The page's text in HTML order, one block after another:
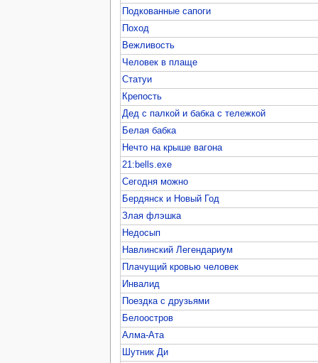
Подкованные сапоги
Поход
Вежливость
Человек в плаще
Статуи
Крепость
Дед с палкой и бабка с тележкой
Белая бабка
Нечто на крыше вагона
21:bells.exe
Сегодня можно
Бердянск и Новый Год
Злая флэшка
Недосып
Навлинский Легендариум
Плачущий кровью человек
Инвалид
Поездка с друзьями
Белоостров
Алма-Ата
Шутник Ди